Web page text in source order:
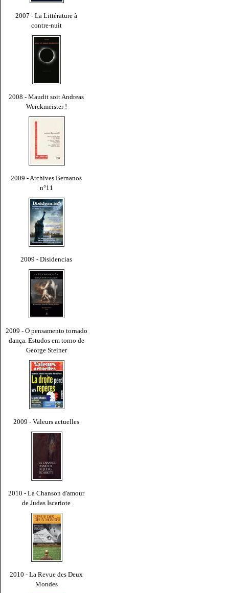
2007 - La Littérature à
contre-nuit
2008 - Maudit soit Andreas
Werckmeister !
2009 - Archives Bernanos
n°11
2009 - Disidencias
2009 - O pensamento tornado
dança. Estudos em torno de
George Steiner
2009 - Valeurs actuelles
2010 - La Chanson d'amour
de Judas Iscariote
2010 - La Revue des Deux
Mondes